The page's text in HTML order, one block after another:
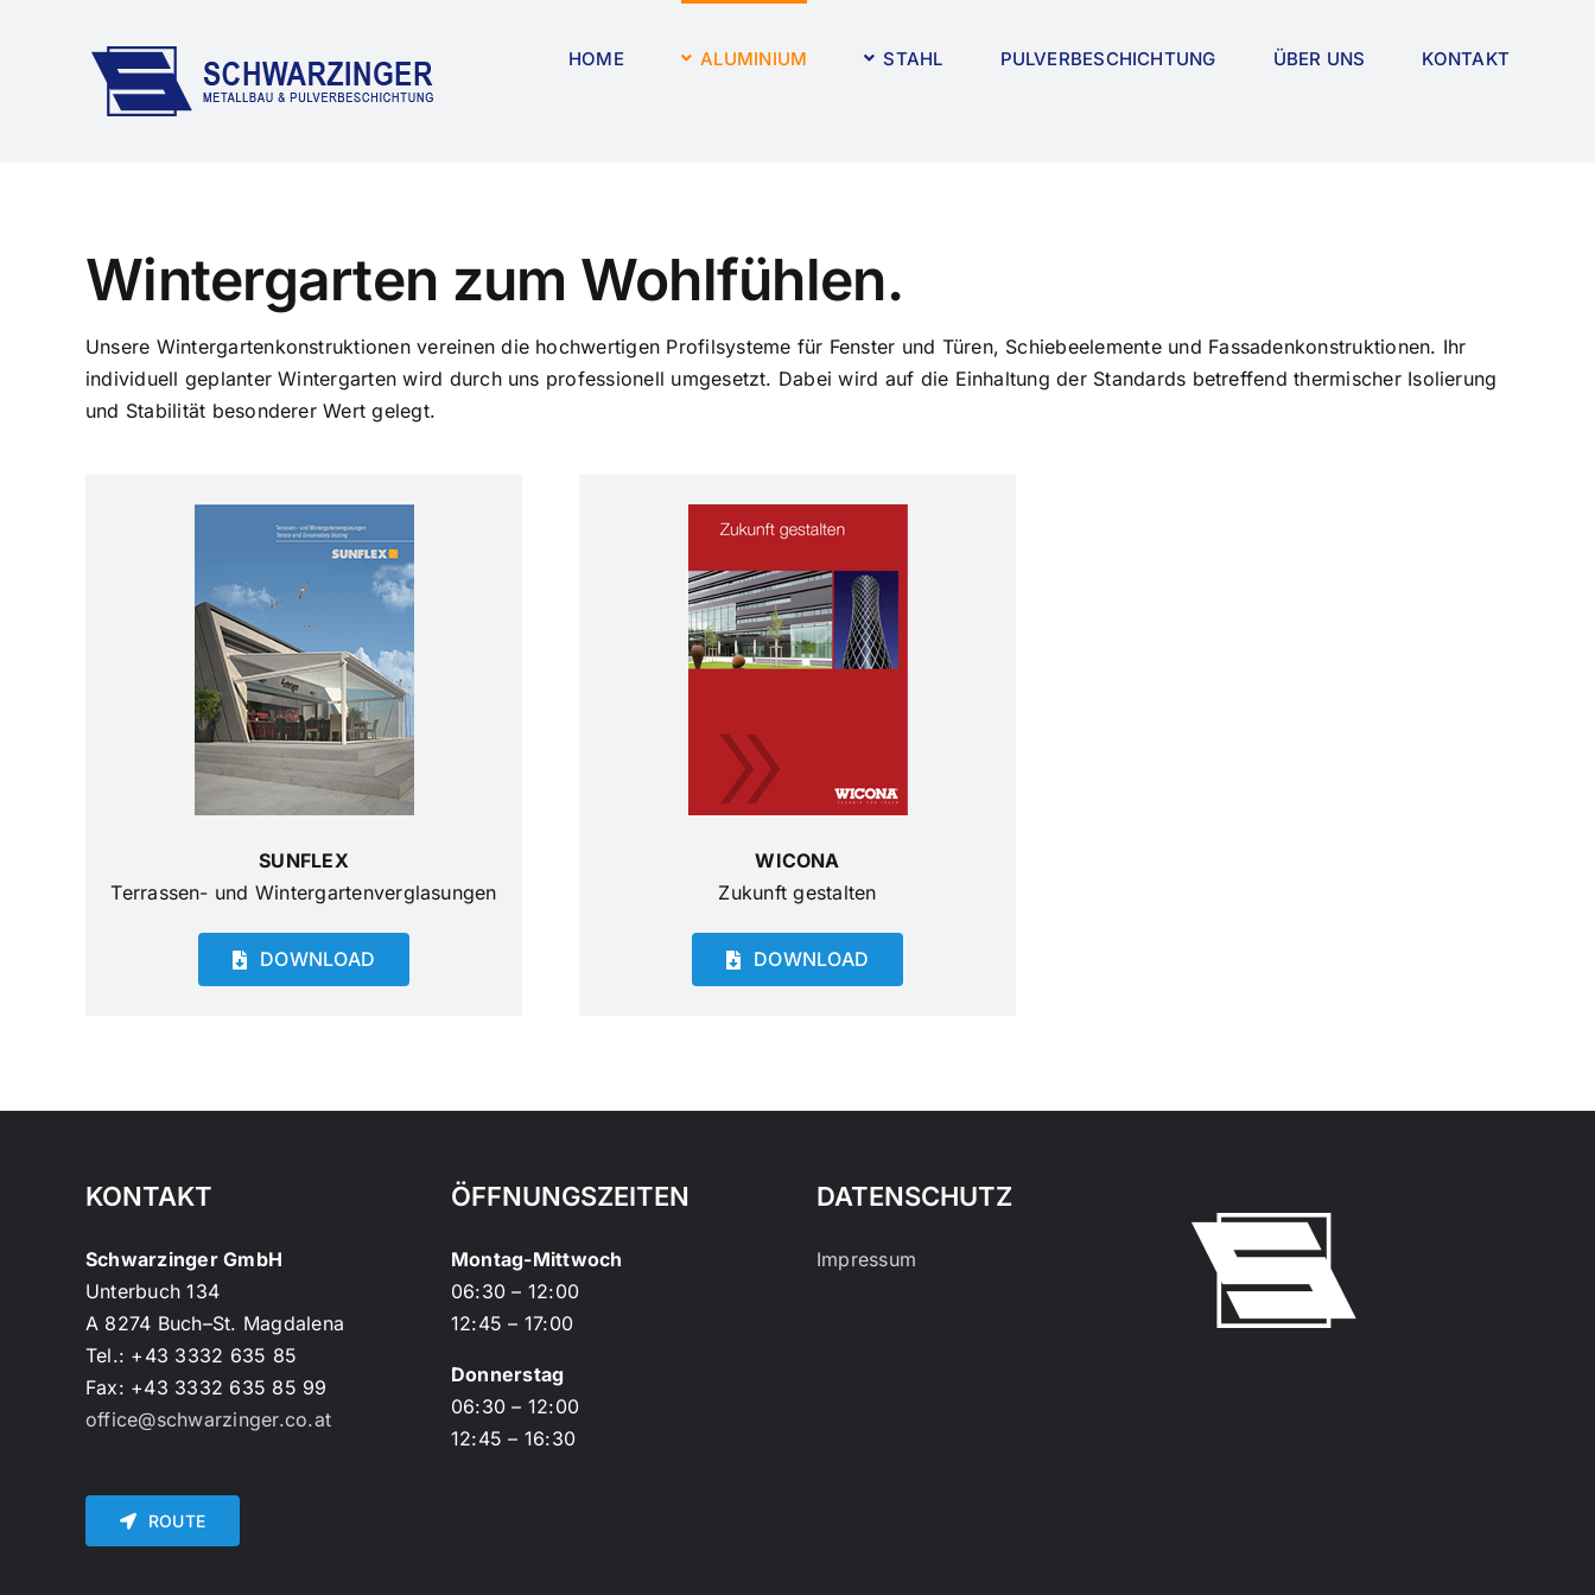
HOME ALUMINIUM STAHL PULVERBESCHICHTUNG ÜBER UNS KONTAKT
Wintergarten zum Wohlfühlen.
Unsere Wintergartenkonstruktionen vereinen die hochwertigen Profilsysteme für Fenster und Türen, Schiebeelemente und Fassadenkonstruktionen. Ihr
individuell geplanter Wintergarten wird durch uns professionell umgesetzt. Dabei wird auf die Einhaltung der Standards betreffend thermischer Isolierung
und Stabilität besonderer Wert gelegt.
SUNFLEX
Terrassen- und Wintergartenverglasungen
DOWNLOAD
WICONA
Zukunft gestalten
DOWNLOAD
KONTAKT
Schwarzinger GmbH
Unterbuch 134
A 8274 Buch–St. Magdalena
Tel.: +43 3332 635 85
Fax: +43 3332 635 85 99
office@schwarzinger.co.at
ROUTE
ÖFFNUNGSZEITEN
Montag-Mittwoch
06:30 – 12:00
12:45 – 17:00
Donnerstag
06:30 – 12:00
12:45 – 16:30
DATENSCHUTZ
Impressum